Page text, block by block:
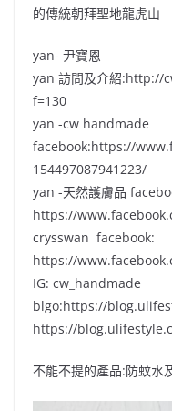
的傳統朝拜聖地龍虎山
yan- 尹寶恩
yan 訪問及介紹:http://
f=130
yan -cw handmade
facebook:https://
154497087941223/
yan -天然護膚品
https://
crysswan facebook:
https://
IG: cw_handmade
blgo:https://
https://
不能不提的產品:防蚊水